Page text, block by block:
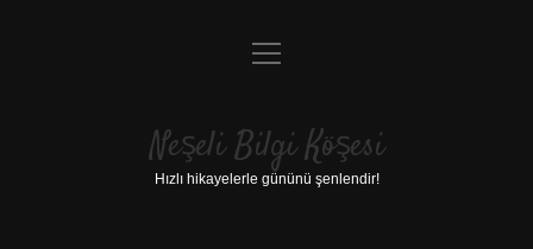
Anasayfa
Yasal Uyarı
menüyü
Neşeli Bilgi Köşesi
Hızlı hikayelerle gününü şenlendir!